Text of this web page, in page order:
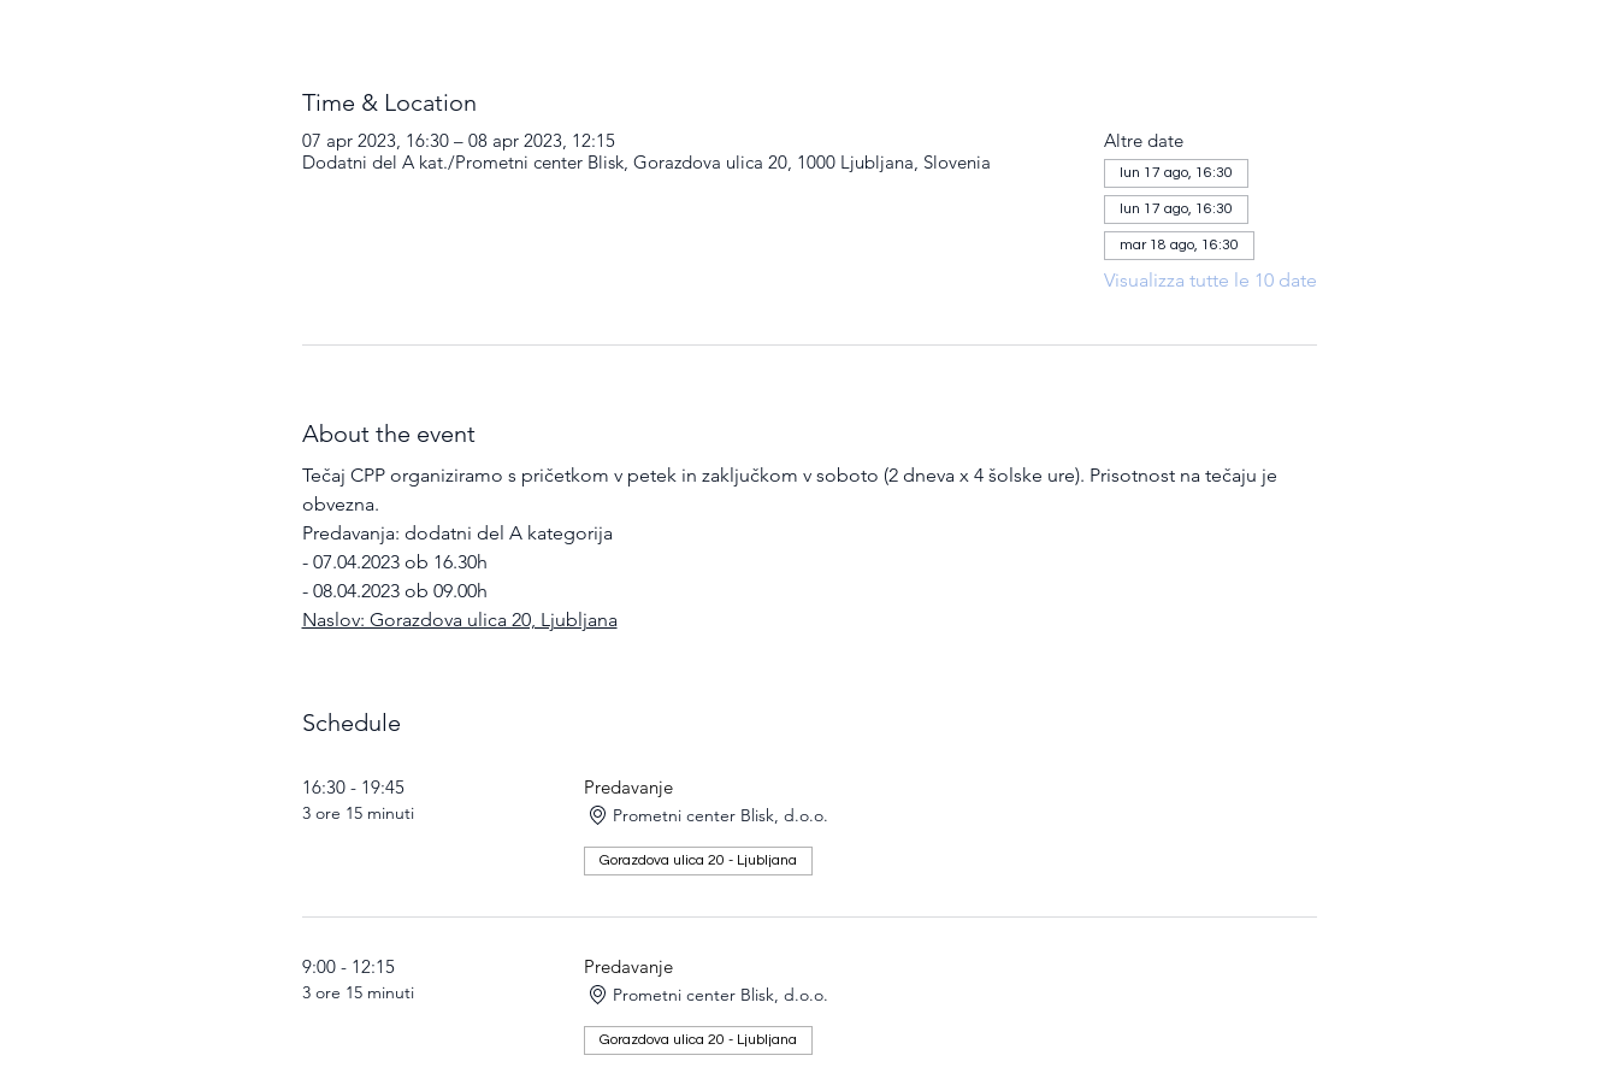
Time & Location
07 apr 2023, 16:30 – 08 apr 2023, 12:15
Dodatni del A kat./Prometni center Blisk, Gorazdova ulica 20, 1000 Ljubljana, Slovenia
Altre date
lun 17 ago, 16:30
lun 17 ago, 16:30
mar 18 ago, 16:30
Visualizza tutte le 10 date
About the event
Tečaj CPP organiziramo s pričetkom v petek in zaključkom v soboto (2 dneva x 4 šolske ure). Prisotnost na tečaju je
obvezna.
Predavanja: dodatni del A kategorija
- 07.04.2023 ob 16.30h
- 08.04.2023 ob 09.00h
Naslov: Gorazdova ulica 20, Ljubljana
Schedule
16:30 - 19:45
3 ore 15 minuti
Predavanje
Prometni center Blisk, d.o.o.
Gorazdova ulica 20 - Ljubljana
9:00 - 12:15
3 ore 15 minuti
Predavanje
Prometni center Blisk, d.o.o.
Gorazdova ulica 20 - Ljubljana